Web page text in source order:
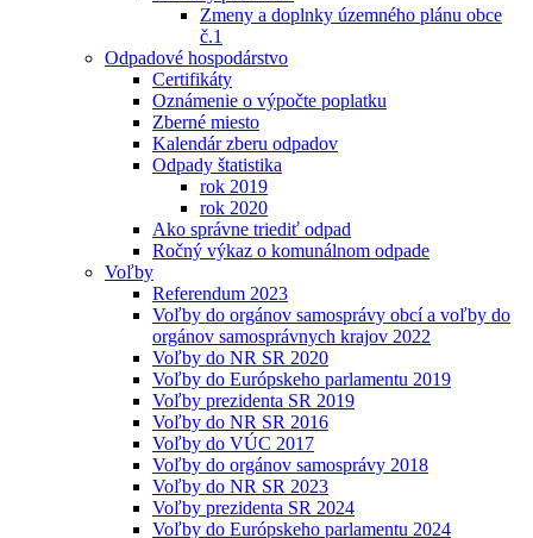
Zmeny a doplnky územného plánu obce
č.1
Odpadové hospodárstvo
Certifikáty
Oznámenie o výpočte poplatku
Zberné miesto
Kalendár zberu odpadov
Odpady štatistika
rok 2019
rok 2020
Ako správne triediť odpad
Ročný výkaz o komunálnom odpade
Voľby
Referendum 2023
Voľby do orgánov samosprávy obcí a voľby do
orgánov samosprávnych krajov 2022
Voľby do NR SR 2020
Voľby do Európskeho parlamentu 2019
Voľby prezidenta SR 2019
Voľby do NR SR 2016
Voľby do VÚC 2017
Voľby do orgánov samosprávy 2018
Voľby do NR SR 2023
Voľby prezidenta SR 2024
Voľby do Európskeho parlamentu 2024